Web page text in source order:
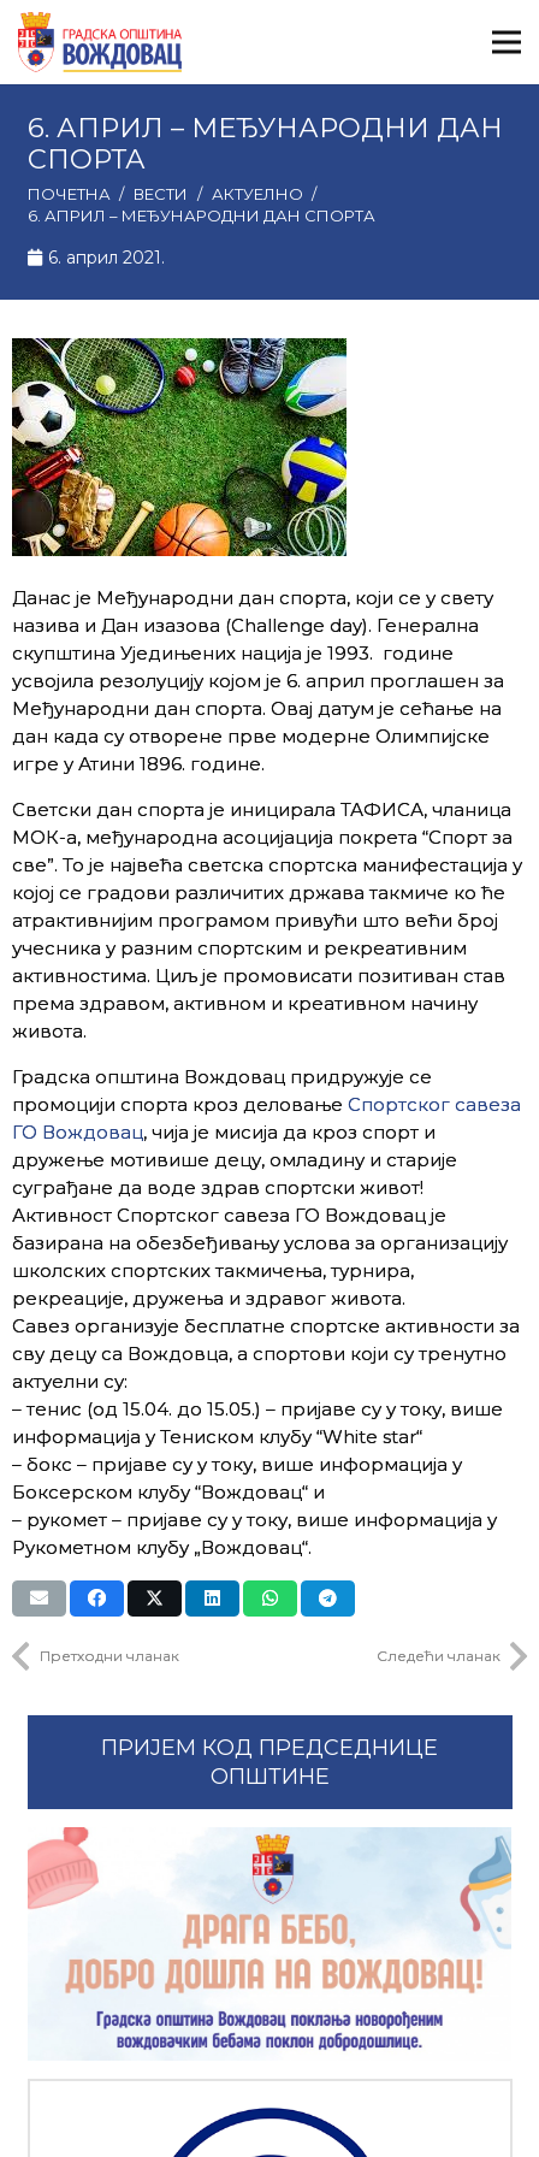
6. АПРИЛ – МЕЂУНАРОДНИ ДАН
СПОРТА
ПОЧЕТНА / ВЕСТИ / АКТУЕЛНО /
6. АПРИЛ – МЕЂУНАРОДНИ ДАН СПОРТА
6. април 2021.
Данас је Међународни дан спорта, који се у свету
назива и Дан изазова (Challenge day). Генерална
скупштина Уједињених нација је 1993. године
усвојила резолуцију којом је 6. април проглашен за
Међународни дан спорта. Овај датум је сећање на
дан када су отворене прве модерне Олимпијске
игре у Атини 1896. године.
Светски дан спорта је иницирала ТАФИСА, чланица
МОК-а, међународна асоцијација покрета “Спорт за
све”. То је највећа светска спортска манифестација у
којој се градови различитих држава такмиче ко ће
атрактивнијим програмом привући што већи број
учесника у разним спортским и рекреативним
активностима. Циљ је промовисати позитиван став
према здравом, активном и креативном начину
живота.
Градска општина Вождовац придружује се
промоцији спорта кроз деловање Спортског савеза
ГО Вождовац, чија је мисија да кроз спорт и
дружење мотивише децу, омладину и старије
суграђане да воде здрав спортски живот!
Активност Спортског савеза ГО Вождовац је
базирана на обезбеђивању услова за организацију
школских спортских такмичења, турнира,
рекреације, дружења и здравог живота.
Савез организује бесплатне спортске активности за
сву децу са Вождовца, а спортови који су тренутно
актуелни су:
– тенис (од 15.04. до 15.05.) – пријаве су у току, више
информација у Тениском клубу “White star“
– бокс – пријаве су у току, више информација у
Боксерском клубу “Вождовац“ и
– рукомет – пријаве су у току, више информација у
Рукометном клубу „Вождовац“.
Претходни чланак Следећи чланак
ПРИЈЕМ КОД ПРЕДСЕДНИЦЕ
ОПШТИНЕ